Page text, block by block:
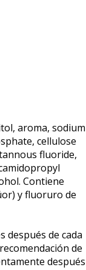
aroma, sodium
cellulose
fluoride,
Contiene
y fluoruro de
después de cada
de
después